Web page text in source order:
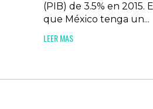
(PIB) de 3.5% en 2015.
que México tenga un...
LEER MAS